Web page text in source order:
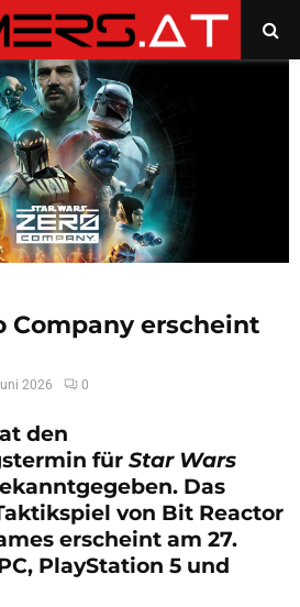
Company erscheint
2026 0
den
für Star Wars
Das
von Bit Reactor
erscheint am 27.
PlayStation 5 und